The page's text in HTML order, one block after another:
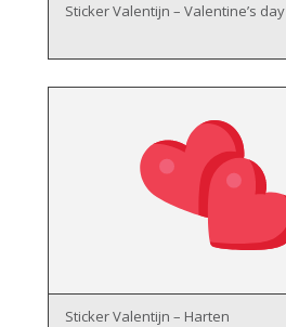
Sticker Valentijn – Valentine’s day
Sticker Valentijn – Harten